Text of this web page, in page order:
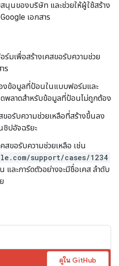
นุนของบริษัท และช่วยให้ผู้ใช้สร้าง
เอกสาร
มเพื่อสร้างเคสขอรับความช่วย
ร
งข้อมูลที่ป้อนในแบบฟอร์มและ
พลาดสำหรับข้อมูลที่ป้อนไม่ถูกต้อง
อรับความช่วยเหลือที่สร้างขึ้นลง
ชิปอัจฉริยะ
สขอรับความช่วยเหลือ เช่น
support/cases/1234
และการ์ดตัวอย่างจะมีชื่อเคส ลำดับ
ดูใน GitHub